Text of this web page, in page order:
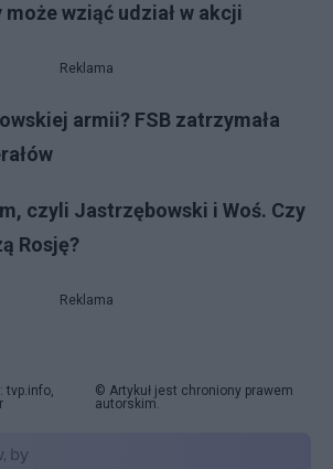
może wziąć udział w akcji
Reklama
armii? FSB zatrzymała
czyli Jastrzębowski i Woś. Czy
Rosję?
Reklama
tvp.info,
© Artykuł jest chroniony prawem
autorskim.